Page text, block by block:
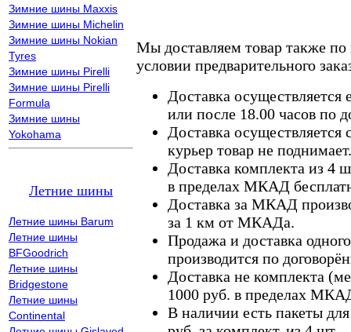
Зимние шины Maxxis
Зимние шины Michelin
Зимние шины Nokian
Tyres
Зимние шины Pirelli
Зимние шины Pirelli
Formula
Зимние шины
Yokohama
Летние шины
Летние шины Barum
Летние шины
BFGoodrich
Летние шины
Bridgestone
Летние шины
Continental
Мы доставляем товар также
условии предварительного
Доставка осуществляется
или после 18.00 часов по
Доставка осуществляется
курьер товар не поднимает.
Доставка комплекта из 4
в пределах МКАД
Доставка за МКАД
за 1 км от МКАДа.
Продажа и доставка
производится по
Доставка не комплекта
1000 руб. в пределах
В наличии есть пакеты